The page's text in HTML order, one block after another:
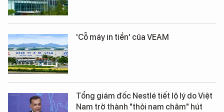
'Cỗ máy in tiền' của VEAM
Tổng giám đốc Nestlé tiết lộ lý do Việt
Nam trở thành "thỏi nam châm" hút